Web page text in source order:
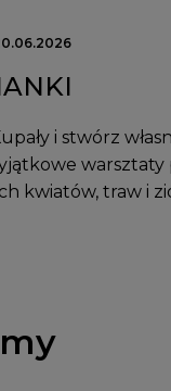
i stwórz
warsztaty
kwiatów, traw i